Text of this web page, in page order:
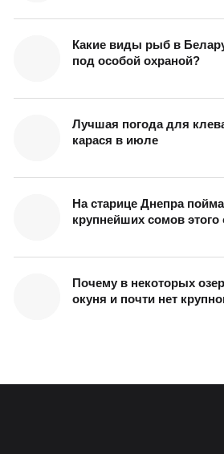
Какие виды рыб в
под особой охраной?
Лучшая погода для
карася в июле
На старице Днепра
крупнейших сомов этого
Почему в некоторых
окуня и почти нет